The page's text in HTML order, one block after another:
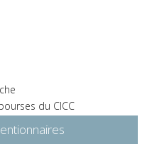
du CICC